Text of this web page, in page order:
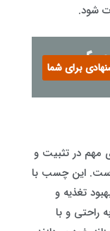
شود.
برای شما
مهم در تثبیت و
است. این چسب با
تغذیه و
راحتی و با